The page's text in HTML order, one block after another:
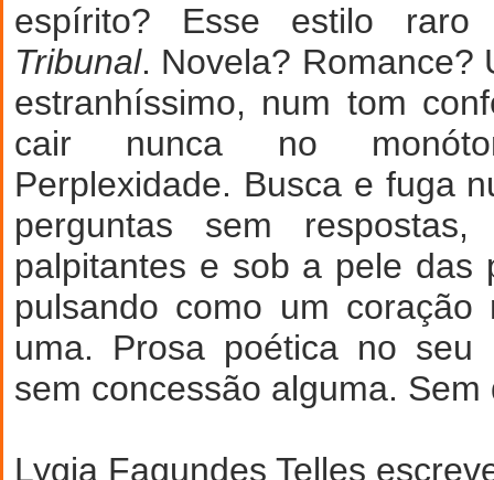
espírito? Esse estilo
Tribunal. Novela? Romance?
estranhíssimo, num tom
cair nunca no
Perplexidade. Busca e fuga
perguntas sem
palpitantes e sob a pele das
pulsando como um
uma. Prosa poética no seu
sem concessão alguma. Sem
Lygia Fagundes Telles